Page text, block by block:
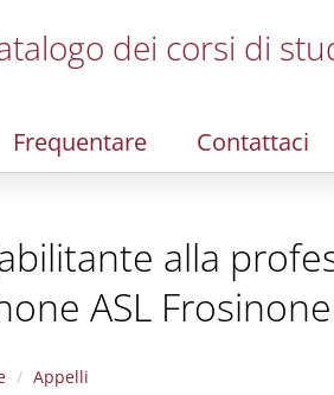
dei corsi di
Frequentare Contattaci
alla
ASL
Appelli